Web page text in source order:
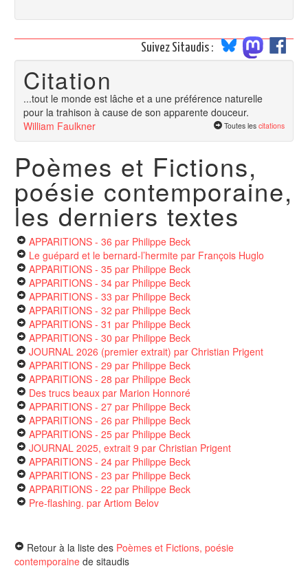
Suivez Sitaudis :
Citation
...tout le monde est lâche et a une préférence naturelle
pour la trahison à cause de son apparente douceur.
William Faulkner
Toutes les citations
Poèmes et Fictions,
poésie contemporaine,
les derniers textes
APPARITIONS - 36 par Philippe Beck
Le guépard et le bernard-l’hermite par François Huglo
APPARITIONS - 35 par Philippe Beck
APPARITIONS - 34 par Philippe Beck
APPARITIONS - 33 par Philippe Beck
APPARITIONS - 32 par Philippe Beck
APPARITIONS - 31 par Philippe Beck
APPARITIONS - 30 par Philippe Beck
JOURNAL 2026 (premier extrait) par Christian Prigent
APPARITIONS - 29 par Philippe Beck
APPARITIONS - 28 par Philippe Beck
Des trucs beaux par Marion Honnoré
APPARITIONS - 27 par Philippe Beck
APPARITIONS - 26 par Philippe Beck
APPARITIONS - 25 par Philippe Beck
JOURNAL 2025, extrait 9 par Christian Prigent
APPARITIONS - 24 par Philippe Beck
APPARITIONS - 23 par Philippe Beck
APPARITIONS - 22 par Philippe Beck
Pre-flashing. par Artiom Belov
Retour à la liste des Poèmes et Fictions, poésie
contemporaine de sitaudis